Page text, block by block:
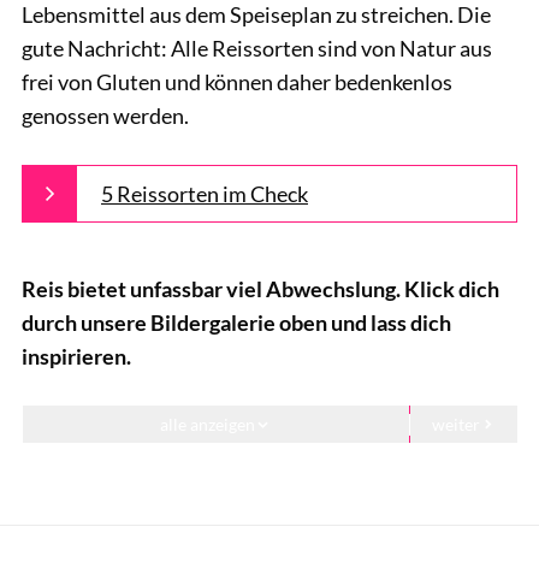
Lebensmittel aus dem Speiseplan zu streichen. Die
gute Nachricht: Alle Reissorten sind von Natur aus
frei von Gluten und können daher bedenkenlos
genossen werden.
5 Reissorten im Check
Reis bietet unfassbar viel Abwechslung. Klick dich
durch unsere Bildergalerie oben und lass dich
inspirieren.